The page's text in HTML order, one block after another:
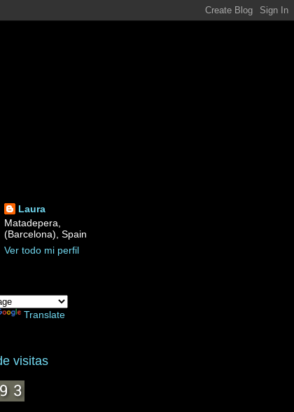
Laura
Matadepera,
(Barcelona), Spain
Ver todo mi perfil
Translate
visitas